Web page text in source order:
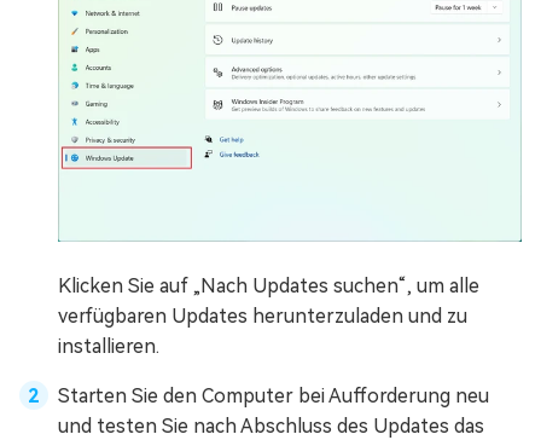
Klicken Sie auf „Nach Updates suchen“, um alle
verfügbaren Updates herunterzuladen und zu
installieren.
Starten Sie den Computer bei Aufforderung neu
und testen Sie nach Abschluss des Updates das